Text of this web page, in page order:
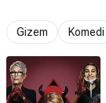
Gizem Komedi